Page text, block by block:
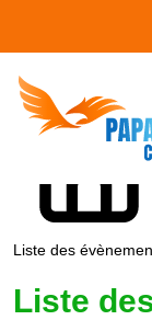
Liste des
Liste